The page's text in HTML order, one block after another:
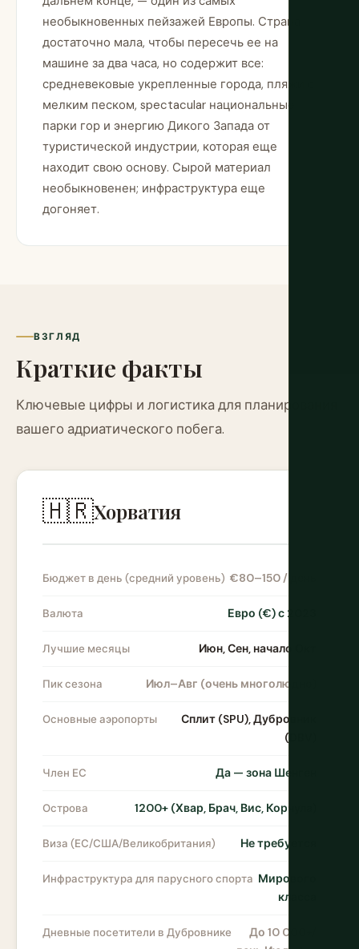
необыкновенных пейзажей Европы. Страна
достаточно мала, чтобы пересечь ее на
машине за два часа, но содержит все:
средневековые укрепленные города, пляжи с
мелким песком, spectacular национальные
парки гор и энергию Дикого Запада от
туристической индустрии, которая еще
находит свою основу. Сырой материал
необыкновенен; инфраструктура еще
догоняет.
ВЗГЛЯД
Краткие факты
Ключевые цифры и логистика для планирования
вашего адриатического побега.
🇭🇷Хорватия
Бюджет в день (средний уровень) €80–150 / день
Валюта Евро (€) с 2023
Лучшие месяцы Июн, Сен, начало Окт
Пик сезона Июл–Авг (очень многолюдно)
Основные аэропорты
Сплит (SPU), Дубровник
(DBV)
Член ЕС Да — зона Шенген
Острова 1200+ (Хвар, Брач, Вис, Корчула)
Виза (ЕС/США/Великобритания) Не требуется
Инфраструктура для парусного спорта Мирового
класса
Дневные посетители в Дубровнике
До 10 000+/